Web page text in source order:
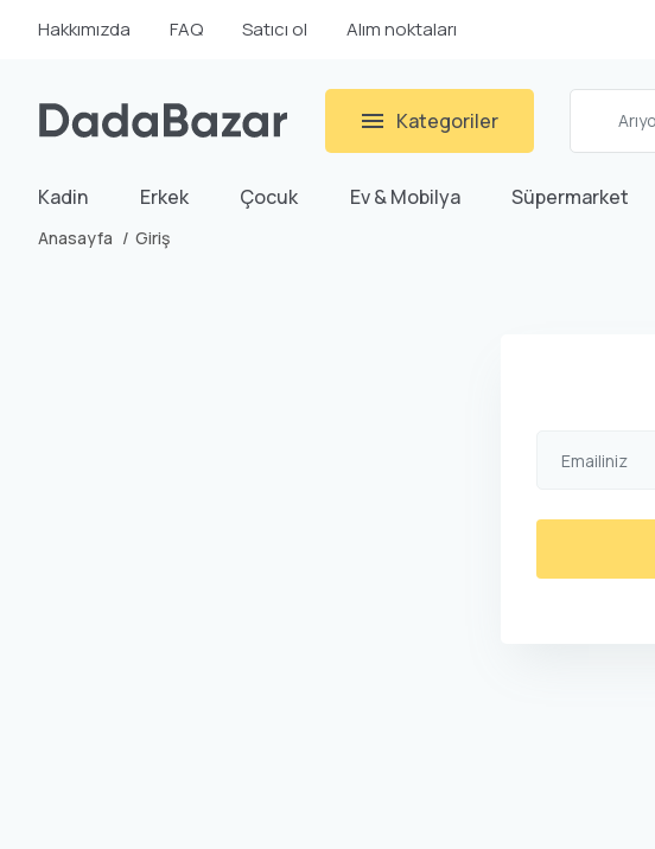
Hakkımızda FAQ Satıcı ol Alım noktaları
Kategoriler
Kadin Erkek Çocuk Ev & Mobilya Süpermarket
Anasayfa Giriş